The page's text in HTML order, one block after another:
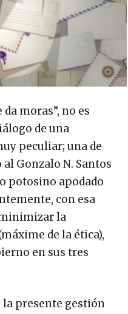
moras”, no es
de una
peculiar; una de
Gonzalo N. Santos
potosino apodado
con esa
la
de la ética),
en sus tres
presente gestión